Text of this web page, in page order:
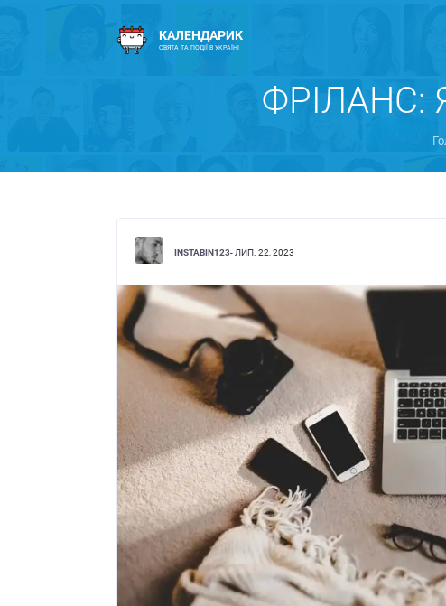
КАЛЕНДАРИК
СВЯТА ТА ПОДІЇ В УКРАЇНІ
ФРІЛАНС:
INSTABIN123- ЛИП. 22, 2023